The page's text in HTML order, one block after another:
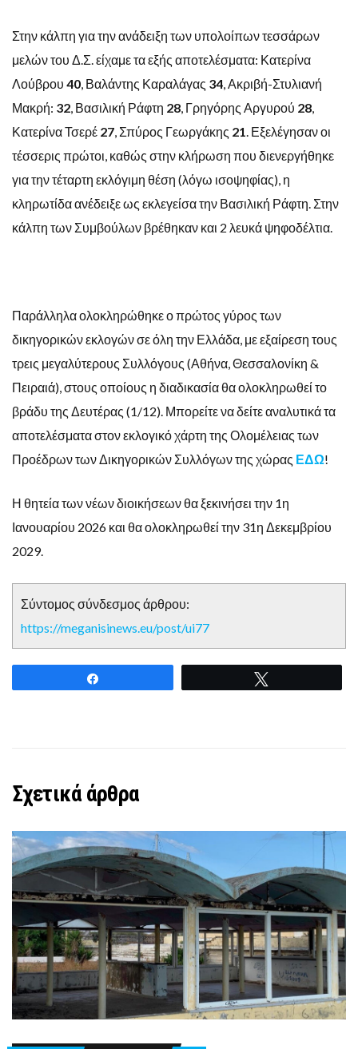
Στην κάλπη για την ανάδειξη των υπολοίπων τεσσάρων
μελών του Δ.Σ. είχαμε τα εξής αποτελέσματα: Κατερίνα
Λούβρου 40 , Βαλάντης Καραλάγας 34 , Ακριβή-Στυλιανή
Μακρή: 32 , Βασιλική Ράφτη 28 , Γρηγόρης Αργυρού 28
Κατερίνα Τσερέ 27 , Σπύρος Γεωργάκης 21 . Εξελέγησαν οι
τέσσερις πρώτοι, καθώς στην κλήρωση που διενεργήθηκε
για την τέταρτη εκλόγιμη θέση (λόγω ισοψηφίας), η
κληρωτίδα ανέδειξε ως εκλεγείσα την Βασιλική Ράφτη. Στην
κάλπη των Συμβούλων βρέθηκαν και 2 λευκά ψηφοδέλτια.
Παράλληλα ολοκληρώθηκε ο πρώτος γύρος των
δικηγορικών εκλογών σε όλη την Ελλάδα, με εξαίρεση τους
τρεις μεγαλύτερους Συλλόγους (Αθήνα, Θεσσαλονίκη &
Πειραιά), στους οποίους η διαδικασία θα ολοκληρωθεί το
βράδυ της Δευτέρας (1/12). Μπορείτε να δείτε αναλυτικά τα
αποτελέσματα στον εκλογικό χάρτη της Ολομέλειας των
Προέδρων των Δικηγορικών Συλλόγων της χώρας ΕΔΩ!
Η θητεία των νέων διοικήσεων θα ξεκινήσει την 1η
Ιανουαρίου 2026 και θα ολοκληρωθεί την 31η Δεκεμβρίου
2029.
Σύντομος σύνδεσμος άρθρου:
https://meganisinews.eu/post/ui77
Σχετικά άρθρα